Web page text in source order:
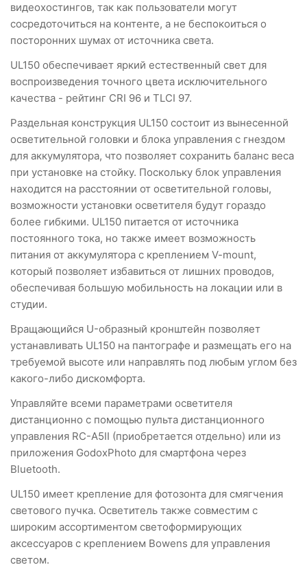
видеохостингов, так как пользователи могут
сосредоточиться на контенте, а не беспокоиться о
посторонних шумах от источника света.
UL150 обеспечивает яркий естественный свет для
воспроизведения точного цвета исключительного
качества - рейтинг CRI 96 и TLCI 97.
Раздельная конструкция UL150 состоит из вынесенной
осветительной головки и блока управления с гнездом
для аккумулятора, что позволяет сохранить баланс веса
при установке на стойку. Поскольку блок управления
находится на расстоянии от осветительной головы,
возможности установки осветителя будут гораздо
более гибкими. UL150 питается от источника
постоянного тока, но также имеет возможность
питания от аккумулятора с креплением V-mount,
который позволяет избавиться от лишних проводов,
обеспечивая большую мобильность на локации или в
студии.
Вращающийся U-образный кронштейн позволяет
устанавливать UL150 на пантографе и размещать его на
требуемой высоте или направлять под любым углом без
какого-либо дискомфорта.
Управляйте всеми параметрами осветителя
дистанционно с помощью пульта дистанционного
управления RC-A5II (приобретается отдельно) или из
приложения GodoxPhoto для смартфона через
Bluetooth.
UL150 имеет крепление для фотозонта для смягчения
светового пучка. Осветитель также совместим с
широким ассортиментом светоформирующих
аксессуаров с креплением Bowens для управления
светом.